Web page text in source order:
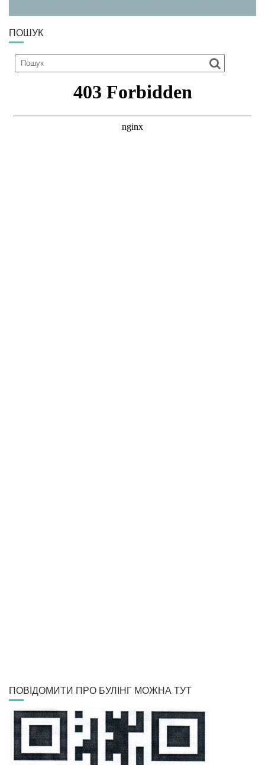
ПОШУК
ПОВІДОМИТИ ПРО БУЛІНГ МОЖНА ТУТ